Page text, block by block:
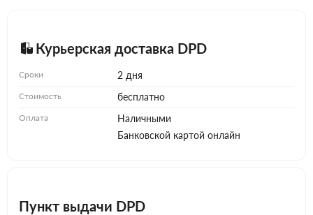
Курьерская доставка DPD
Сроки 2 дня
Стоимость бесплатно
Оплата
Наличными
Банковской картой онлайн
Пункт выдачи DPD